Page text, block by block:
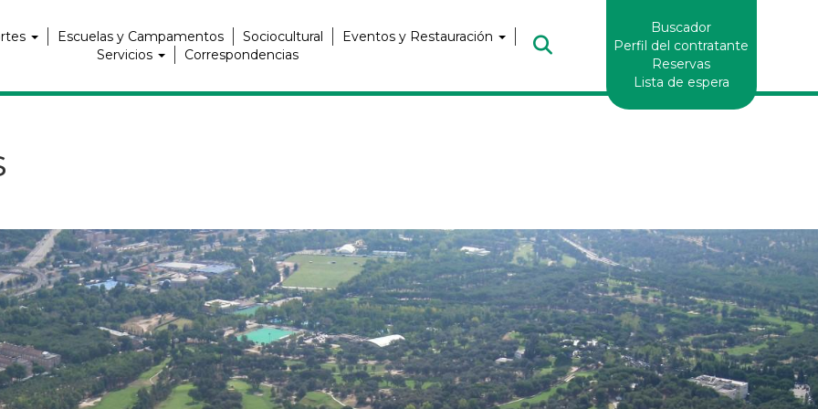
Header
Buscador
Perfil del contratante
Reservas
Lista de espera
Escuelas y Campamentos Sociocultural
Eventos y Restauración
Servicios
Correspondencias